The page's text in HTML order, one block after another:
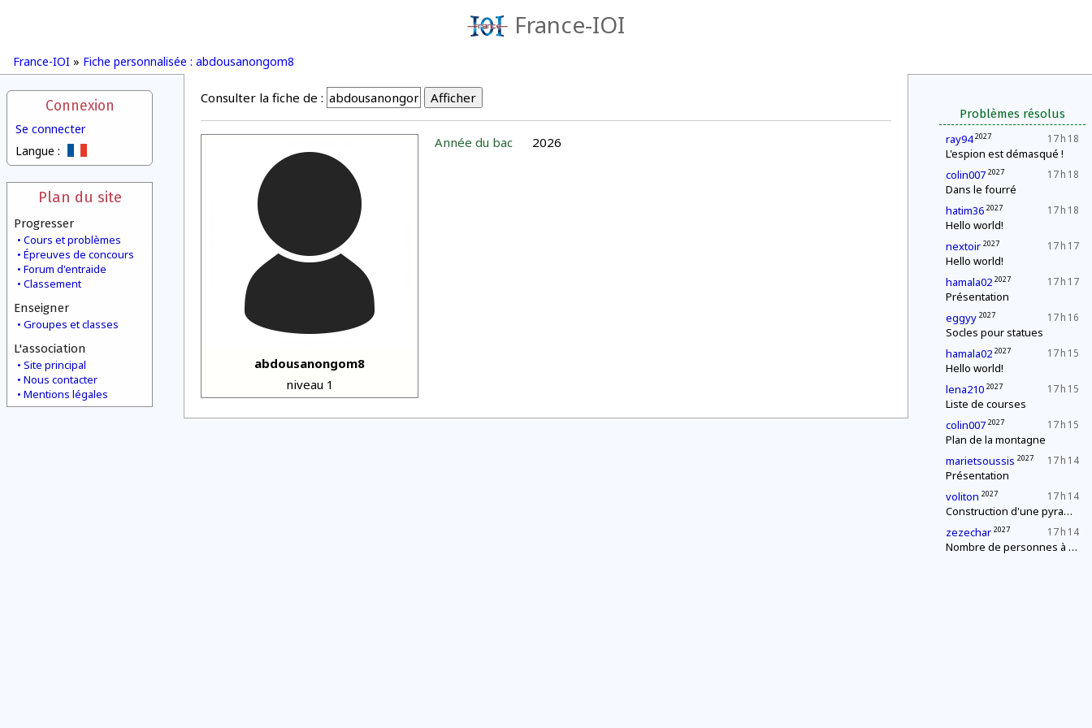
France-IOI
France-IOI » Fiche personnalisée : abdousanongom8
Connexion
Se connecter
Langue :
Plan du site
Progresser
Cours et problèmes
Épreuves de concours
Forum d'entraide
Classement
Enseigner
Groupes et classes
L'association
Site principal
Nous contacter
Mentions légales
Problèmes résolus
17 h 18
ray94 2027
L'espion est démasqué !
17 h 18
colin007 2027
Dans le fourré
17 h 18
hatim36 2027
Hello world!
17 h 17
nextoir 2027
Hello world!
17 h 17
hamala02 2027
Présentation
17 h 16
eggyy 2027
Socles pour statues
17 h 15
hamala02 2027
Hello world!
17 h 15
lena210 2027
Liste de courses
17 h 15
colin007 2027
Plan de la montagne
17 h 14
marietsoussis 2027
Présentation
17 h 14
voliton 2027
Construction d'une pyramide
17 h 14
zezechar 2027
Nombre de personnes à la fête
Consulter la fiche de :
abdousanongom8
niveau 1
Année du bac 2026